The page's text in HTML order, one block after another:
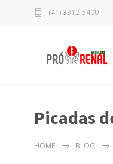
(41) 3312-5400
Picadas
HOME BLOG